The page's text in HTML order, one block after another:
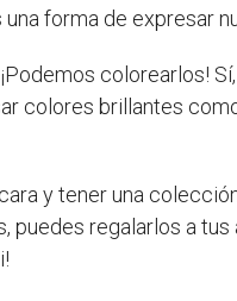
forma de expresar
colorearlos!
colores brillantes
y tener una
regalarlos a tus